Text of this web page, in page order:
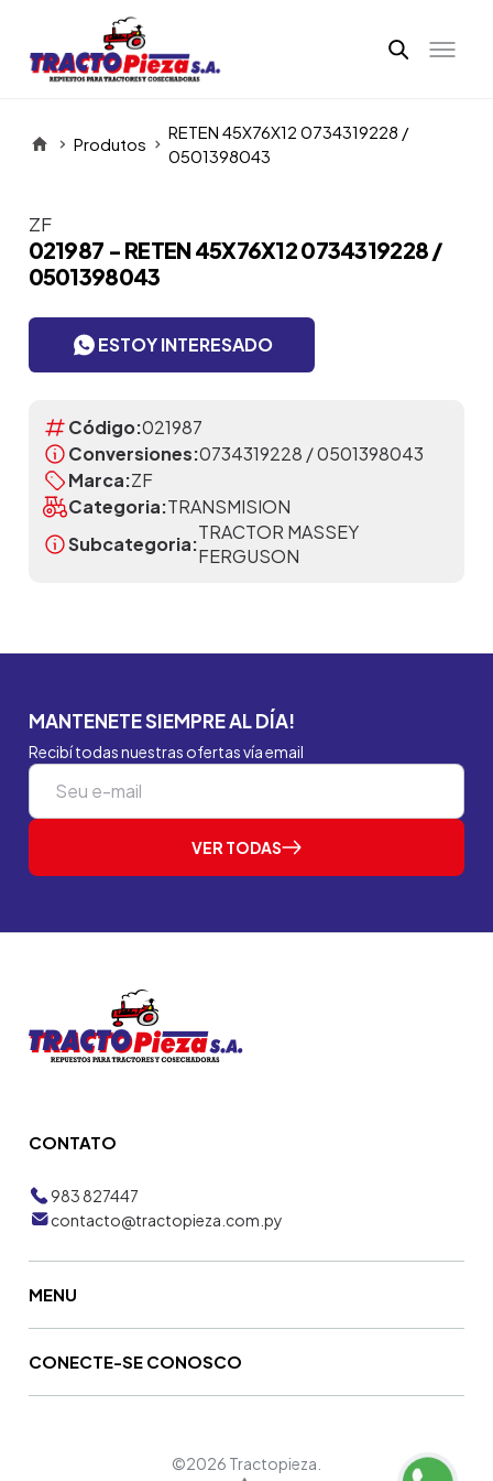
Produtos
RETEN 45X76X12 0734319228 /
0501398043
ZF
021987 - RETEN 45X76X12 0734319228 /
0501398043
ESTOY INTERESADO
Código:021987
Conversiones:0734319228 / 0501398043
Marca:ZF
Categoria:TRANSMISION
Subcategoria:
TRACTOR MASSEY
FERGUSON
MANTENETE SIEMPRE AL DÍA!
Recibí todas nuestras ofertas vía email
VER TODAS
CONTATO
983 827447
contacto@tractopieza.com.py
MENU
CONECTE-SE CONOSCO
©2026 Tractopieza.